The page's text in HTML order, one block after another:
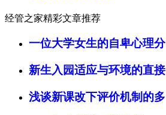
经管之家精彩文章推荐
一位大学女生的自卑心理分
新生入园适应与环境的直接
浅谈新课改下评价机制的多